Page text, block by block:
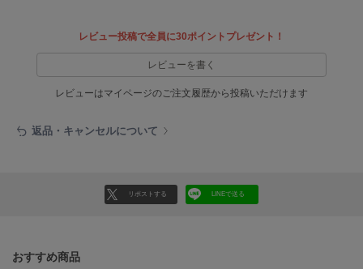
Onitsuka Tiger
Philly chocolate
レビュー投稿で全員に30ポイントプレゼント！
レビューを書く
レビューはマイページのご注文履歴から投稿いただけます
返品・キャンセルについて
リポストする LINEで送る
おすすめ商品